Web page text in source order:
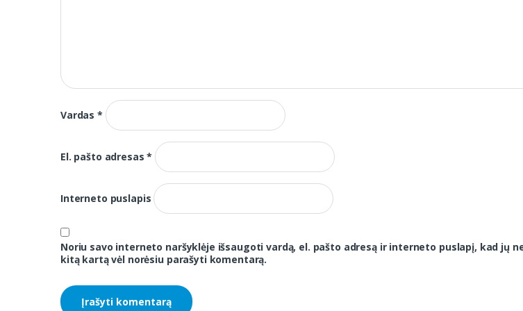
Vardas*
El. pašto adresas*
Interneto puslapis
Noriu savo interneto naršyklėje išsaugoti vardą, el. pašto adresą ir interneto puslapį, kad jų
kitą kartą vėl norėsiu parašyti komentarą.